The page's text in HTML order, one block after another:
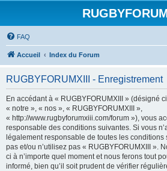
FAQ
Accueil Index du Forum
RUGBYFORUMXIII - Enregistrement
En accédant à « RUGBYFORUMXIII » (désigné
« notre », « nos », « RUGBYFORUMXIII »,
« http://www.rugbyforumxiii.com/forum »), vous
responsable des conditions suivantes. Si vous
légalement responsable de toutes les conditions
pas et/ou n’utilisez pas « RUGBYFORUMXIII ».
ci à n’importe quel moment et nous ferons tout
informé, bien qu’il soit prudent de vérifier